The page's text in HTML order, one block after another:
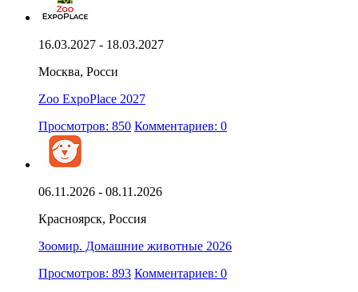
16.03.2027 - 18.03.2027
Москва, Росси
Zoo ExpoPlace 2027
Просмотров: 850 Комментариев: 0
06.11.2026 - 08.11.2026
Красноярск, Россия
Зоомир. Домашние животные 2026
Просмотров: 893 Комментариев: 0